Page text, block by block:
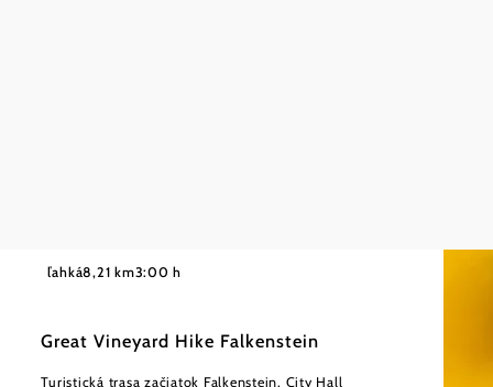
©
Himml
ľahká8,21 km3:00 h
Great Vineyard Hike Falkenstein
Turistická trasa začiatok Falkenstein, City Hall